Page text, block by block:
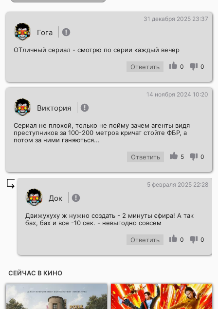
Отправить!
Гога
31 декабря 2025 23:37
ОТличный сериал - смотрю по серии каждый вечер
Ответить 0 0
Виктория
14 ноября 2024 10:20
Сериал не плохой, только не пойму зачем агенты видя
преступников за 100-200 метров кричат стойте ФБР, а
потом за ними ганяються...
Ответить 5 0
Док
5 февраля 2025 22:28
Движухуху ж нужно создать - 2 минуты єфира! А так
бах, бах и все -10 сек. - невыгодно совсем
Ответить 0 0
СЕЙЧАС В КИНО